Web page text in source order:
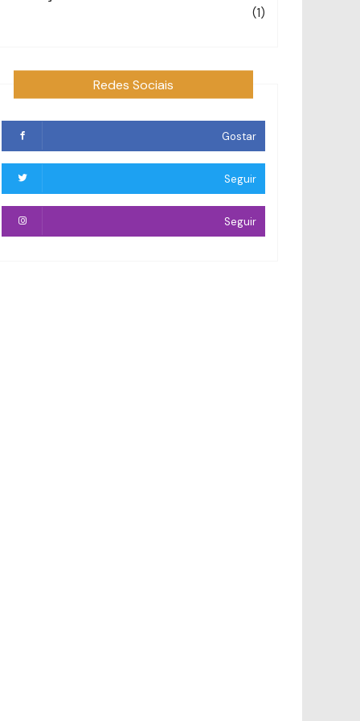
(1)
Redes Sociais
Gostar
Seguir
Seguir